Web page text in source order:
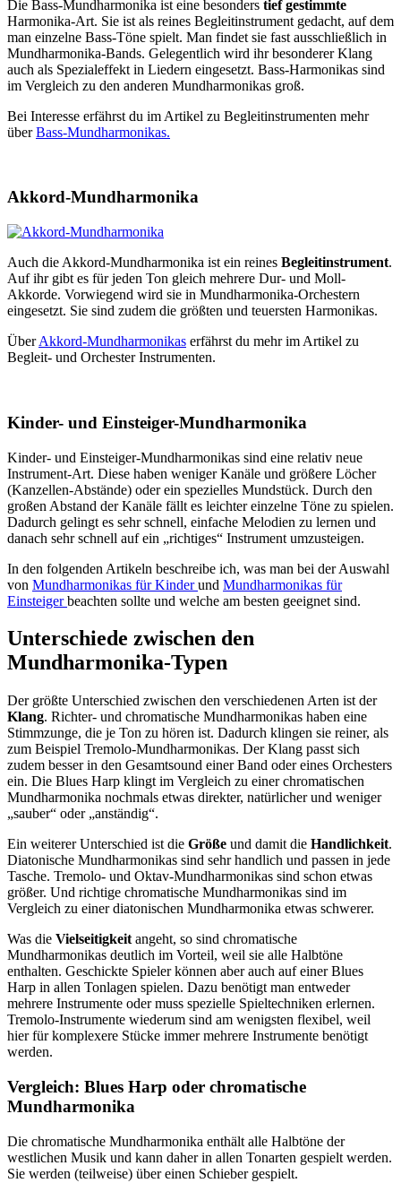
Die Bass-Mundharmonika ist eine besonders tief gestimmte
Harmonika-Art. Sie ist als reines Begleitinstrument gedacht, auf dem
man einzelne Bass-Töne spielt. Man findet sie fast ausschließlich in
Mundharmonika-Bands. Gelegentlich wird ihr besonderer Klang
auch als Spezialeffekt in Liedern eingesetzt. Bass-Harmonikas sind
im Vergleich zu den anderen Mundharmonikas groß.
Bei Interesse erfährst du im Artikel zu Begleitinstrumenten mehr
überBass-Mundharmonikas.
Akkord-Mundharmonika
Auch die Akkord-Mundharmonika ist ein reines Begleitinstrument.
Auf ihr gibt es für jeden Ton gleich mehrere Dur- und Moll-
Akkorde. Vorwiegend wird sie in Mundharmonika-Orchestern
eingesetzt. Sie sind zudem die größten und teuersten Harmonikas.
ÜberAkkord-Mundharmonikas erfährst du mehr im Artikel zu
Begleit- und Orchester Instrumenten.
Kinder- und Einsteiger-Mundharmonika
Kinder- und Einsteiger-Mundharmonikas sind eine relativ neue
Instrument-Art. Diese haben weniger Kanäle und größere Löcher
(Kanzellen-Abstände) oder ein spezielles Mundstück. Durch den
großen Abstand der Kanäle fällt es leichter einzelne Töne zu spielen.
Dadurch gelingt es sehr schnell, einfache Melodien zu lernen und
danach sehr schnell auf ein „richtiges“ Instrument umzusteigen.
In den folgenden Artikeln beschreibe ich, was man bei der Auswahl
von Mundharmonikas für Kinderund Mundharmonikas für
Einsteigerbeachten sollte und welche am besten geeignet sind.
Unterschiede zwischen den
Mundharmonika-Typen
Der größte Unterschied zwischen den verschiedenen Arten ist der
Klang. Richter- und chromatische Mundharmonikas haben eine
Stimmzunge, die je Ton zu hören ist. Dadurch klingen sie reiner, als
zum Beispiel Tremolo-Mundharmonikas. Der Klang passt sich
zudem besser in den Gesamtsound einer Band oder eines Orchesters
ein. Die Blues Harp klingt im Vergleich zu einer chromatischen
Mundharmonika nochmals etwas direkter, natürlicher und weniger
„sauber“ oder „anständig“.
Ein weiterer Unterschied ist die Größe und damit die Handlichkeit.
Diatonische Mundharmonikas sind sehr handlich und passen in jede
Tasche. Tremolo- und Oktav-Mundharmonikas sind schon etwas
größer. Und richtige chromatische Mundharmonikas sind im
Vergleich zu einer diatonischen Mundharmonika etwas schwerer.
Was die Vielseitigkeit angeht, so sind chromatische
Mundharmonikas deutlich im Vorteil, weil sie alle Halbtöne
enthalten. Geschickte Spieler können aber auch auf einer Blues
Harp in allen Tonlagen spielen. Dazu benötigt man entweder
mehrere Instrumente oder muss spezielle Spieltechniken erlernen.
Tremolo-Instrumente wiederum sind am wenigsten flexibel, weil
hier für komplexere Stücke immer mehrere Instrumente benötigt
werden.
Vergleich: Blues Harp oder chromatische
Mundharmonika
Die chromatische Mundharmonika enthält alle Halbtöne der
westlichen Musik und kann daher in allen Tonarten gespielt werden.
Sie werden (teilweise) über einen Schieber gespielt.